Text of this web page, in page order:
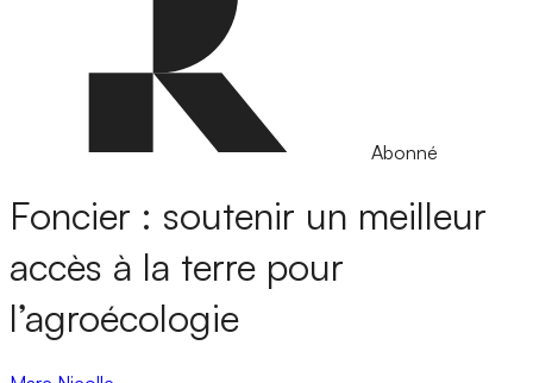
Abonné
Foncier : soutenir un meilleur
accès à la terre pour
l’agroécologie